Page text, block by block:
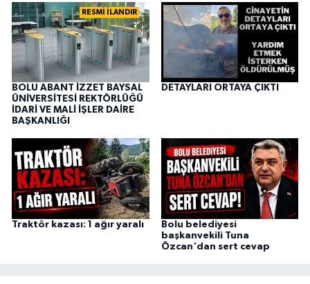
RESMİ İLANDIR
BOLU ABANT İZZET BAYSAL
ÜNİVERSİTESİ REKTÖRLÜĞÜ
İDARİ VE MALİ İŞLER DAİRE
BAŞKANLIĞI
DETAYLARI ORTAYA ÇIKTI
Traktör kazası: 1 ağır yaralı
Bolu belediyesi
başkanvekili Tuna
Özcan'dan sert cevap